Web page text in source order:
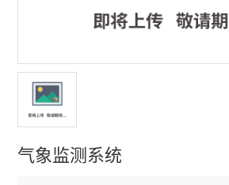
多通道噪声测量系统
水质分析仪
水质测定仪
气象监测系统